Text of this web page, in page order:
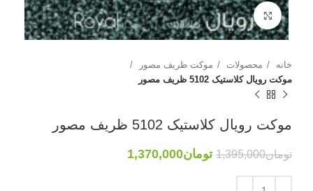
بزرگنمایی تصویر
خانه محصولات
موکت ظریف مصور
موکت رویال کلاستیک 5102 ظریف مصور
موکت رویال کلاستیک 5102 ظریف مصور
تومان1,395,000 تومان1,370,000